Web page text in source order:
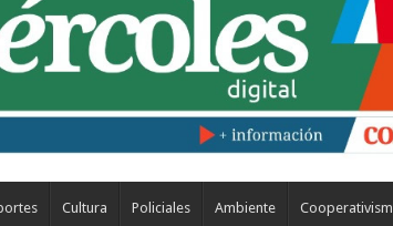
Cultura Policiales Ambiente